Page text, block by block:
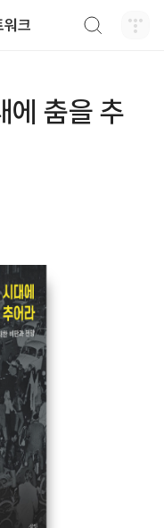
워크
에 춤을 추